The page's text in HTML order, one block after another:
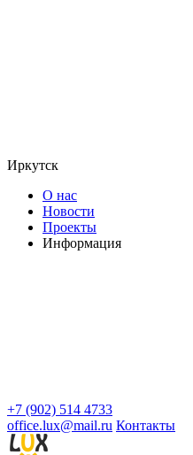
Иркутск
О нас
Новости
Проекты
Информация
+7 (902) 514 4733
office.lux@mail.ru Контакты